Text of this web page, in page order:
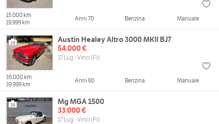
15.000 km
19.999 km
Anni 70 Benzina Manuale
18
Austin Healey Altro 3000 MKII BJ7
54.000 €
17 Lug - Vinci (FI)
35.000 km
39.999 km
Anni 60 Benzina Manuale
16
Mg MGA 1500
33.000 €
17 Lug - Vinci (FI)